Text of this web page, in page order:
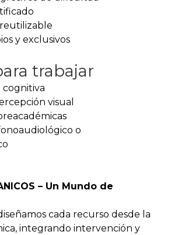
y exclusivos
trabajar
visual
o
– Un Mundo de
cada recurso desde la
integrando intervención y